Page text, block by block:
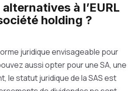
à l’EURL
holding ?
juridique envisageable pour
aussi opter pour une SA, une
le statut juridique de la SAS est